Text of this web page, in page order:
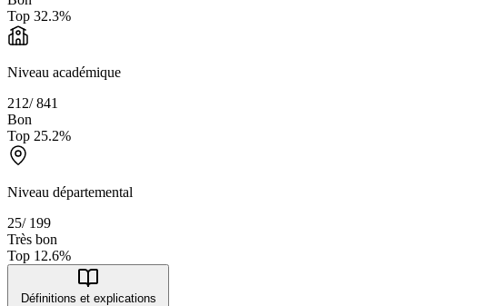
Top 32.3%
Niveau académique
212/841
Bon
Top 25.2%
Niveau départemental
25/ 199
Très bon
Top 12.6%
Définitions et explications